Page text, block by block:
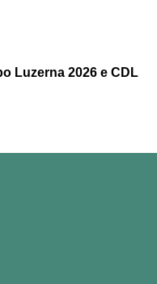
Luzerna 2026 e CDL